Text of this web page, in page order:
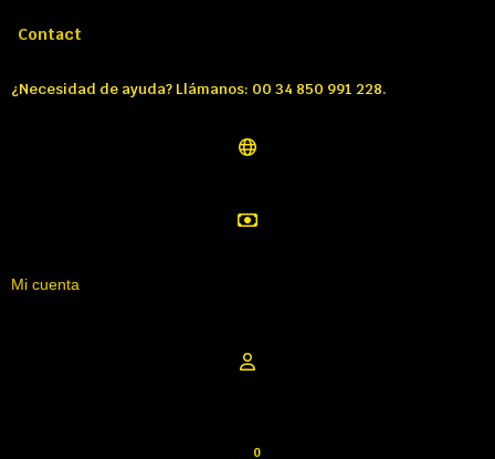
Contact
¿Necesidad de ayuda? Llámanos: 00 34 850 991 228.
Mi cuenta
0